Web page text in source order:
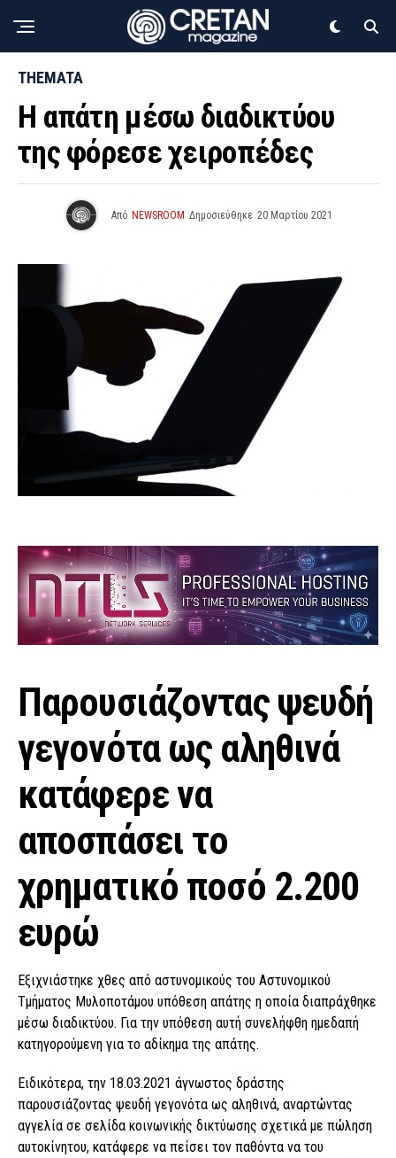
THEMATA
Η απάτη μέσω διαδικτύου
της φόρεσε χειροπέδες
Από NEWSROOM Δημοσιεύθηκε 20 Μαρτίου 2021
Παρουσιάζοντας ψευδή
γεγονότα ως αληθινά
κατάφερε να
αποσπάσει το
χρηματικό ποσό 2.200
ευρώ
Εξιχνιάστηκε χθες από αστυνομικούς του Αστυνομικού
Τμήματος Μυλοποτάμου υπόθεση απάτης η οποία διαπράχθηκε
μέσω διαδικτύου. Για την υπόθεση αυτή συνελήφθη ημεδαπή
κατηγορούμενη για το αδίκημα της απάτης.
Ειδικότερα, την 18.03.2021 άγνωστος δράστης
παρουσιάζοντας ψευδή γεγονότα ως αληθινά, αναρτώντας
αγγελία σε σελίδα κοινωνικής δικτύωσης σχετικά με πώληση
αυτοκίνητου, κατάφερε να πείσει τον παθόντα να του